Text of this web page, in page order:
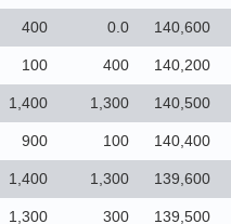
400 0.0 140,600
100 400 140,200
1,400 1,300 140,500
900 100 140,400
1,400 1,300 139,600
1,300 300 139,500